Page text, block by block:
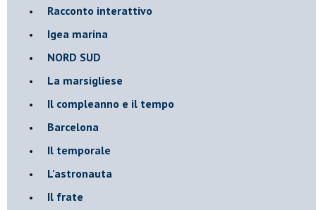
Racconto interattivo
Igea marina
​NORD SUD
La marsigliese
Il compleanno e il tempo
Barcelona
Il temporale
L'astronauta
Il frate